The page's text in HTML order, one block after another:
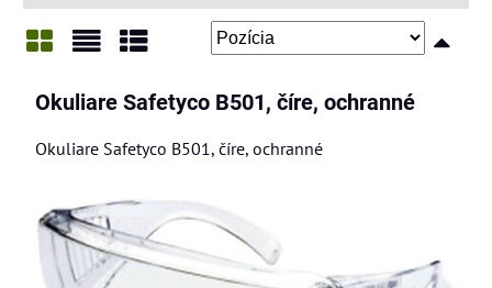
Okuliare Safetyco B501, číre, ochranné
Okuliare Safetyco B501, číre, ochranné